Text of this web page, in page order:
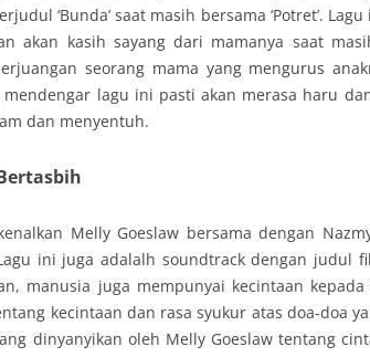
‘Bunda’ saat masih bersama ‘Potret’.
akan kasih sayang dari mamanya saat
seorang mama yang mengurus
mendengar lagu ini pasti akan merasa haru
dan menyentuh.
Melly Goeslaw bersama dengan
ini juga adalalh soundtrack dengan judul
manusia juga mempunyai kecintaan
kecintaan dan rasa syukur atas doa-doa
dinyanyikan oleh Melly Goeslaw tentang